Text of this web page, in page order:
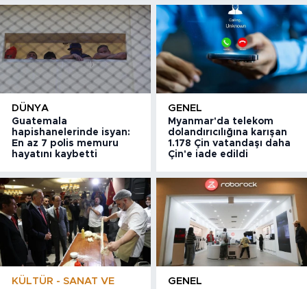
DÜNYA
Guatemala
hapishanelerinde isyan:
En az 7 polis memuru
hayatını kaybetti
GENEL
Myanmar'da telekom
dolandırıcılığına karışan
1.178 Çin vatandaşı daha
Çin'e iade edildi
KÜLTÜR - SANAT VE
GENEL